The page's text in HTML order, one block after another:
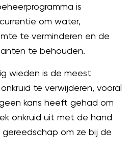
is
om water,
te verminderen en de
te behouden.
wieden is de meest
te verwijderen, vooral
kans heeft gehad om
onkruid uit met de hand
om ze bij de